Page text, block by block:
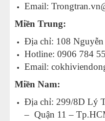
Email:
Miền Trung:
Địa chỉ: 108
Hotline: 0906 784
Email:
Miền Nam:
Địa chỉ: 299/8D Lý
– Quận 11 –